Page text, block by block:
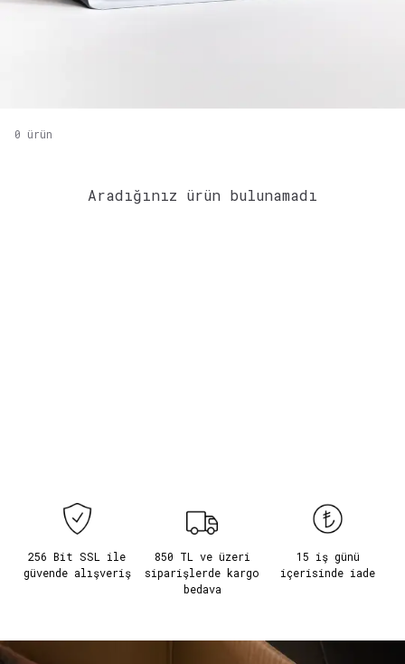
0 ürün
Aradığınız ürün bulunamadı
256 Bit SSL ile
güvende alışveriş
850 TL ve üzeri
siparişlerde kargo
bedava
15 iş günü
içerisinde iade